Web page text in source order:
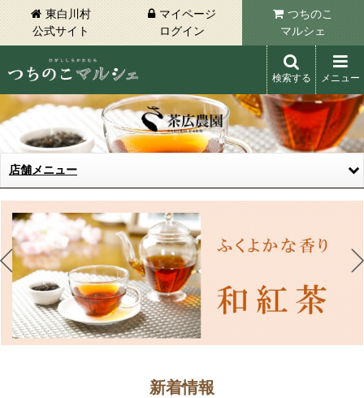
東白川村
公式サイト
マイページ
ログイン
つちのこ
マルシェ
東白川村 つちのこマルシェ
検索する メニュー
店舗メニュー
新着情報